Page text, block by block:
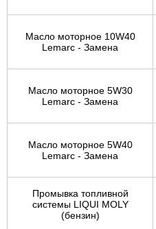
Масло моторное 10W40
Lemarc - Замена
Масло моторное 5W30
Lemarc - Замена
Масло моторное 5W40
Lemarc - Замена
Промывка топливной
системы LIQUI MOLY
(бензин)